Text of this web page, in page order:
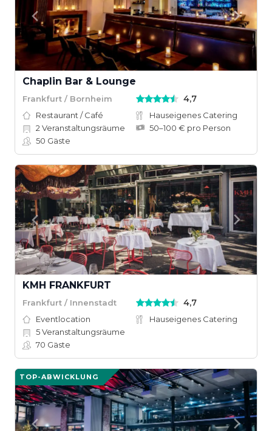
Chaplin Bar & Lounge
Frankfurt / Bornheim 4,7
Restaurant / Café
Hauseigenes Catering
2 Veranstaltungsräume
50–100 € pro Person
50 Gäste
KMH FRANKFURT
Frankfurt / Innenstadt 4,7
Eventlocation
Hauseigenes Catering
5Veranstaltungsräume
70 Gäste
TOP-ABWICKLUNG